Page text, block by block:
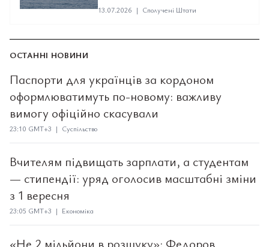
13.07.2026 | Сполучені Штати
ОСТАННІ НОВИНИ
Паспорти для українців за кордоном
оформлюватимуть по-новому: важливу
вимогу офіційно скасували
23:10 GMT+3 | Суспільство
Вчителям підвищать зарплати, а студентам
— стипендії: уряд оголосив масштабні зміни
з 1 вересня
23:05 GMT+3 | Економіка
«Не 2 мільйони в розшуку»: Федоров